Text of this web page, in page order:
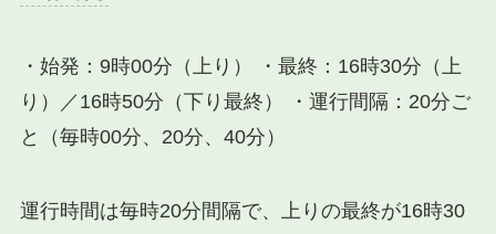
・始発：9時00分（上り） ・最終：16時30分（上
り）／16時50分（下り最終） ・運行間隔：20分ご
と（毎時00分、20分、40分）
運行時間は毎時20分間隔で、上りの最終が16時30